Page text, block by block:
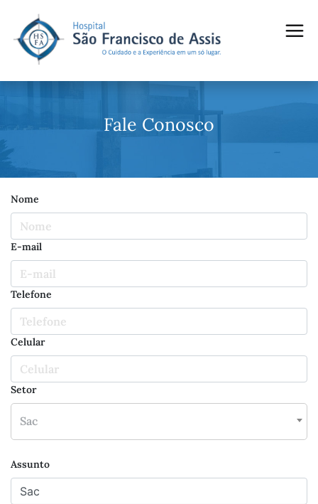
Fale Conosco
Nome
E-mail
Telefone
Celular
Setor
Sac
Assunto